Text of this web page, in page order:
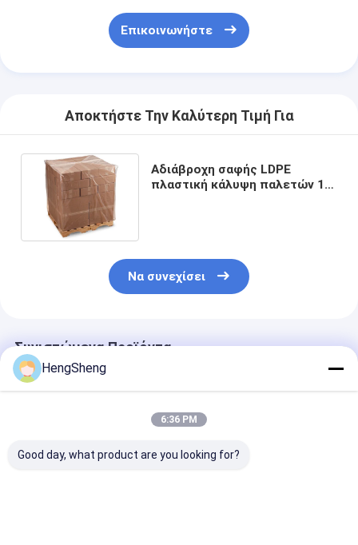
Επικοινωνήστε
Αποκτήστε Την Καλύτερη Τιμή Για
Αδιάβροχη σαφής LDPE
πλαστική κάλυψη παλετών 1 -
Να συνεχίσει
Συνιστώμενα Προϊόντα
HengSheng
6:36 PM
Good day, what product are you looking for?